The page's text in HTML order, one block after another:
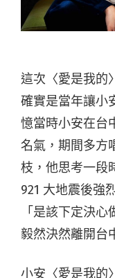
這次〈愛是我的
確實是當年讓小
憶當時小安在台
名氣，期間多方
枝，他思考一段
921 大地震後強
「是該下定決
毅然決然離開台
小安〈愛是我的